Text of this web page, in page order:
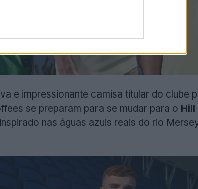
e impressionante camisa titular do clube
se preparam para se mudar para o
nas águas azuis reais do rio